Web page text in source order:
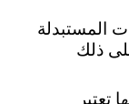
المستبدلة
ذلك
تعتبر